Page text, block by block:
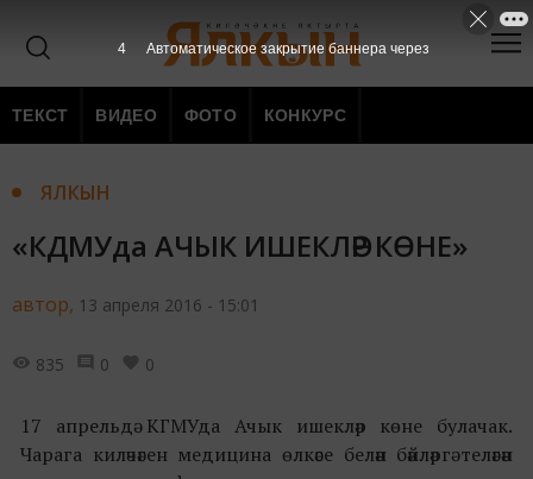
ТЕКСТ ВИДЕО ФОТО КОНКУРС
ЯЛКЫН
«КДМУда АЧЫК ИШЕКЛӘР КӨНЕ»
автор, 13 апреля 2016 - 15:01
835 0 0
17 апрельдә КГМУда Ачык ишекләр көне булачак.
Чарага киләчәген медицина өлкәсе белән бәйләргә теләгән
3 Автоматическое закрытие баннера через